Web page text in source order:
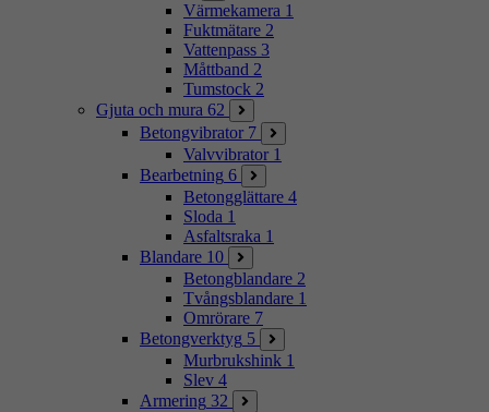
Värmekamera 1
Fuktmätare 2
Vattenpass 3
Måttband 2
Tumstock 2
Gjuta och mura 62
Betongvibrator 7
Valvvibrator 1
Bearbetning 6
Betongglättare 4
Sloda 1
Asfaltsraka 1
Blandare 10
Betongblandare 2
Tvångsblandare 1
Omrörare 7
Betongverktyg 5
Murbrukshink 1
Slev 4
Armering 32